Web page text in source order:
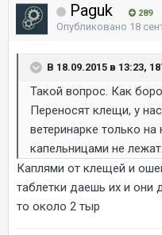
Paguk 289
Опубликовано 18
В 18.09.2015 в 13:23,
Такой вопрос. Как
Переносят клещи, у
ветеринарке только
капельницами не лежат.
Каплями от клещей и
таблетки даешь их и они
то около 2 тыр